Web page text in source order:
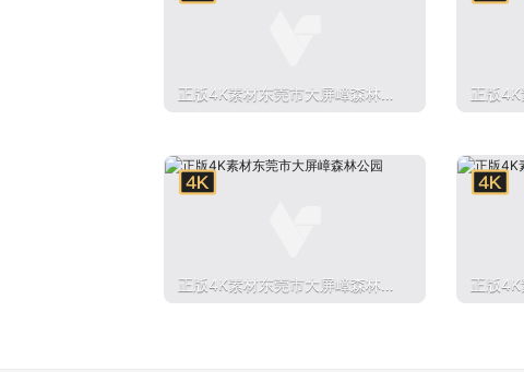
正版4K素材东莞市大屏嶂森林公
正版4K
正版4K素材东莞市大屏嶂森林公
正版4K